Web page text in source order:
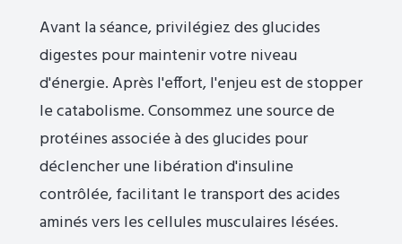
Avant la séance, privilégiez des glucides
digestes pour maintenir votre niveau
d'énergie. Après l'effort, l'enjeu est de stopper
le catabolisme. Consommez une source de
protéines associée à des glucides pour
déclencher une libération d'insuline
contrôlée, facilitant le transport des acides
aminés vers les cellules musculaires lésées.